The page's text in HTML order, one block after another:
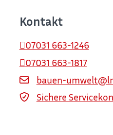
Kontakt
07031 663-1246
07031 663-1817
bauen-
Sichere